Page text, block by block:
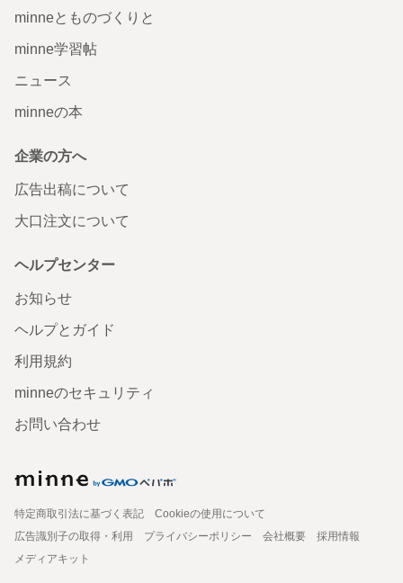
minneとものづくりと
minne学習帖
ニュース
minneの本
企業の方へ
広告出稿について
大口注文について
ヘルプセンター
お知らせ
ヘルプとガイド
利用規約
minneのセキュリティ
お問い合わせ
特定商取引法に基づく表記
Cookieの使用について
広告識別子の取得・利用
プライバシーポリシー 会社概要
採用情報
メディアキット